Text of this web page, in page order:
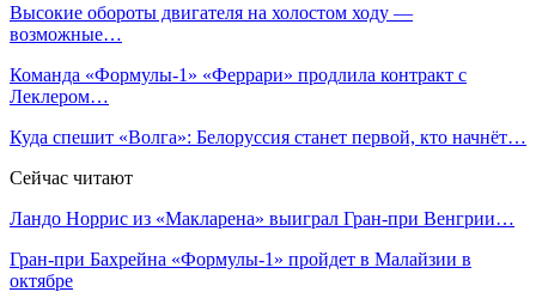
Высокие обороты двигателя на холостом ходу —
возможные…
Команда «Формулы‑1» «Феррари» продлила контракт с
Леклером…
Куда спешит «Волга»: Белоруссия станет первой, кто начнёт…
Сейчас читают
Ландо Норрис из «Макларена» выиграл Гран‑при Венгрии…
Гран‑при Бахрейна «Формулы‑1» пройдет в Малайзии в
октябре